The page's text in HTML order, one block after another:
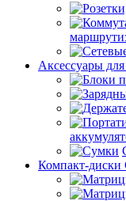
Аксессуары
Компакт-